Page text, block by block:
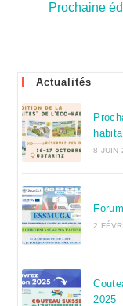
Prochaine
Actualités
8 JUIN
2
2025